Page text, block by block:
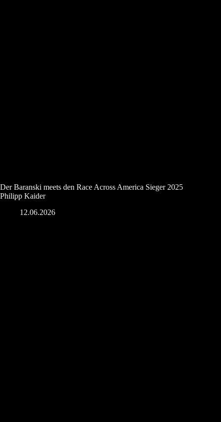
Der Baranski meets den Race Across America Sieger 2025
Philipp Kaider
12.06.2026